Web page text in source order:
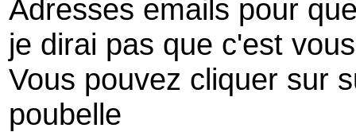
Adresses emails pour
je dirai pas que c'est
Vous pouvez cliquer sur
poubelle